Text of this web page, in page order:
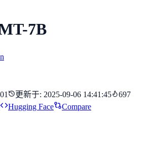
7B
更新于: 2025-09-06 14:41:45
697
Hugging Face
Compare